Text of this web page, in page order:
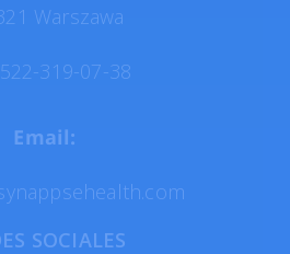
Warszawa
319-07-38
Email:
SOCIALES